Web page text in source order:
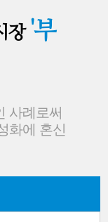
장 '부
사례로써
화에 혼신